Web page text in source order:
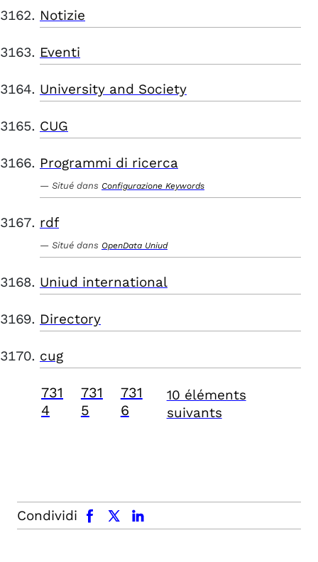
Notizie
Eventi
University and Society
CUG
Programmi di ricerca
Situé dans Configurazione Keywords
rdf
Situé dans OpenData Uniud
Uniud international
Directory
cug
731
4
731
5
731
6
10 éléments
suivants
Condividi
facebook x.com linkedin